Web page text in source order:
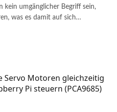
kein umgänglicher Begriff sein,
was es damit auf sich…
Servo Motoren gleichzeitig
Pi steuern (PCA9685)